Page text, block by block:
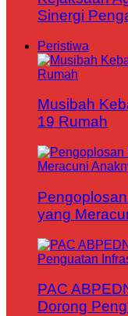
Sinergi
Peristiwa
Musibah
19 Rumah
yang
PAC
Dorong